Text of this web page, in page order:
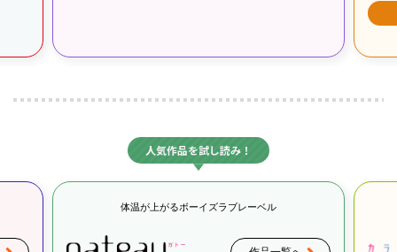
人気作品を試し読み！
体温が上がるボーイズラブレーベル